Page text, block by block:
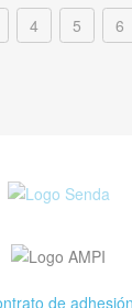
4 5 6
de adhesión